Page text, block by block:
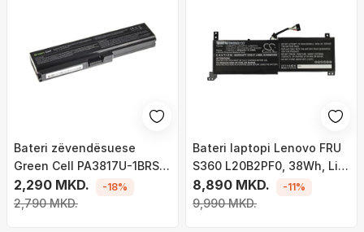
Bateri zëvendësuese
Green Cell PA3817U-1BRS
për laptopë Toshiba
Satellite C650 C655 C660
2,290 MKD.
2,790 MKD.
-18%
Bateri laptopi Lenovo FRU
S360 L20B2PF0, 38Wh, Li
ion
8,890 MKD.
9,990 MKD.
-11%